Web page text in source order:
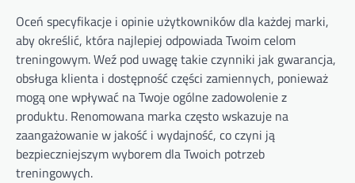
Oceń specyfikacje i opinie użytkowników dla każdej marki,
aby określić, która najlepiej odpowiada Twoim celom
treningowym. Weź pod uwagę takie czynniki jak gwarancja,
obsługa klienta i dostępność części zamiennych, ponieważ
mogą one wpływać na Twoje ogólne zadowolenie z
produktu. Renomowana marka często wskazuje na
zaangażowanie w jakość i wydajność, co czyni ją
bezpieczniejszym wyborem dla Twoich potrzeb
treningowych.